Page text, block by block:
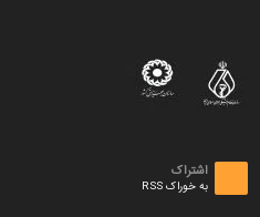
اشتراک
به خوراک RSS